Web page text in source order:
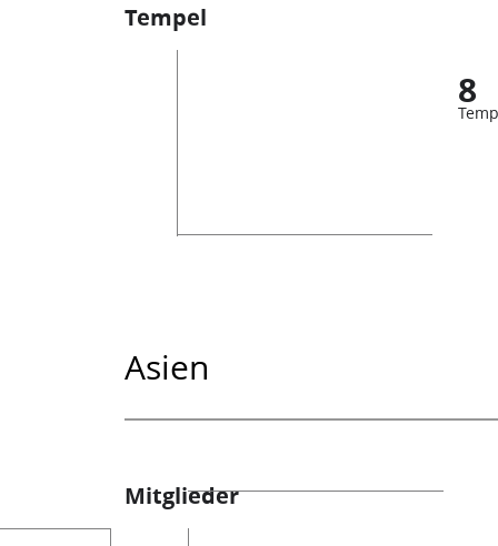
Tempel
8
Asien
Mitglieder